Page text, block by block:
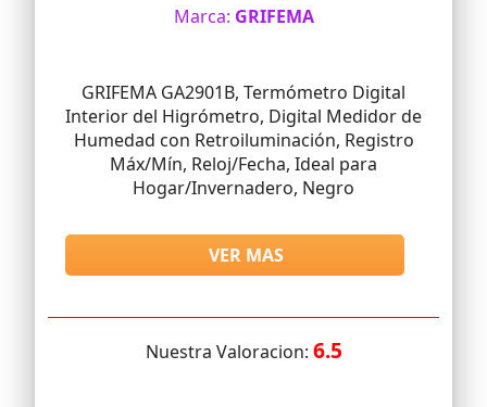
Marca: GRIFEMA
GRIFEMA GA2901B, Termómetro Digital
Interior del Higrómetro, Digital Medidor de
Humedad con Retroiluminación, Registro
Máx/Mín, Reloj/Fecha, Ideal para
Hogar/Invernadero, Negro
VER MAS
Nuestra Valoracion: 6.5